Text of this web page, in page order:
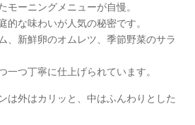
モーニングメニューが自慢。
的な味わいが人気の秘密です。
、新鮮卵のオムレツ、季節野菜のサラ
一つ丁寧に仕上げられています。
は外はカリッと、中はふんわりとした